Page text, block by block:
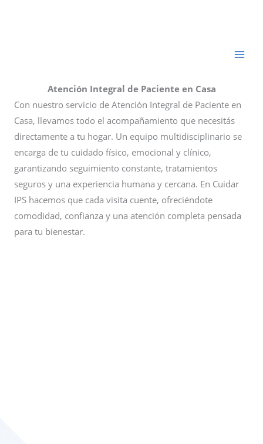
Atención Integral de Paciente en Casa
Con nuestro servicio de Atención Integral de Paciente en
Casa, llevamos todo el acompañamiento que necesitás
directamente a tu hogar. Un equipo multidisciplinario se
encarga de tu cuidado físico, emocional y clínico,
garantizando seguimiento constante, tratamientos
seguros y una experiencia humana y cercana. En Cuidar
IPS hacemos que cada visita cuente, ofreciéndote
comodidad, confianza y una atención completa pensada
para tu bienestar.